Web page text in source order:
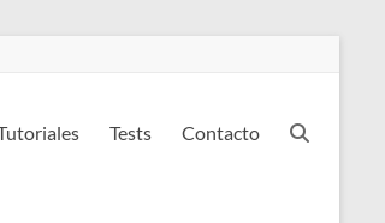
Tests Contacto